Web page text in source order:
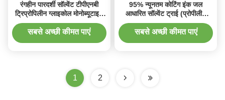
रंगहीन पारदर्शी सॉल्वेंट टीपीएनबी
ट्रिप्रोपिलीन ग्लाइकोल मोनोब्यूटाइल
ईथर कैस नं 55934-93-5
सबसे अच्छी कीमत पाएं
95% न्यूनतम कोटिंग इंक जल
आधारित सॉल्वेंट ट्राई (प्रोपीलीन
ग्लाइकॉल) बुटील ईथर
सबसे अच्छी कीमत पाएं
1 2